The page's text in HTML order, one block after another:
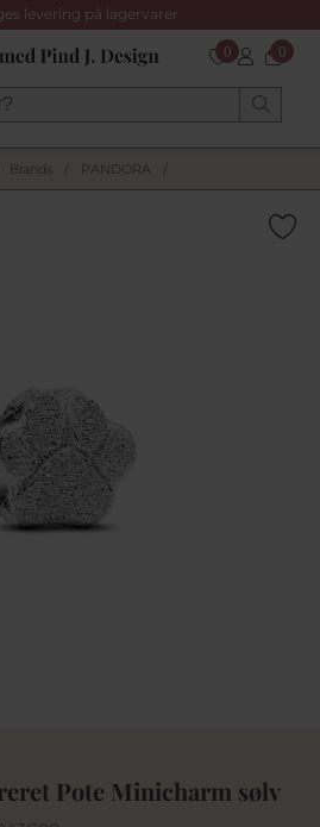
levering på lagervarer
0 0
Brands PANDORA
Pote Minicharm sølv